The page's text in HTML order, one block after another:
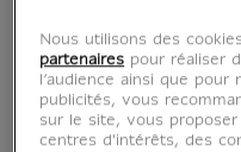
Nous utilisons des
partenaires pour réaliser
l’audience ainsi que pour
publicités, vous
sur le site, vous
centres d'intérêts, des